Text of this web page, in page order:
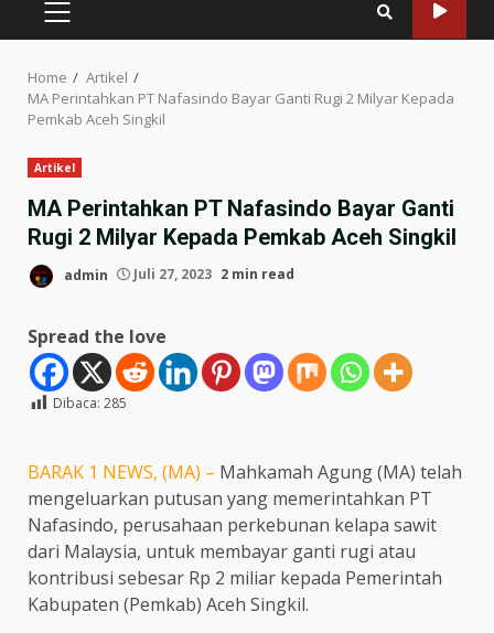
PRIMARY
MENU
Home
Artikel
MA Perintahkan PT Nafasindo Bayar Ganti Rugi 2 Milyar Kepada
Pemkab Aceh Singkil
Artikel
MA Perintahkan PT Nafasindo Bayar Ganti
Rugi 2 Milyar Kepada Pemkab Aceh Singkil
admin Juli 27, 2023 2 min read
Spread the love
Dibaca: 285
BARAK 1 NEWS, (MA) – Mahkamah Agung (MA) telah
mengeluarkan putusan yang memerintahkan PT
Nafasindo, perusahaan perkebunan kelapa sawit
dari Malaysia, untuk membayar ganti rugi atau
kontribusi sebesar Rp 2 miliar kepada Pemerintah
Kabupaten (Pemkab) Aceh Singkil.